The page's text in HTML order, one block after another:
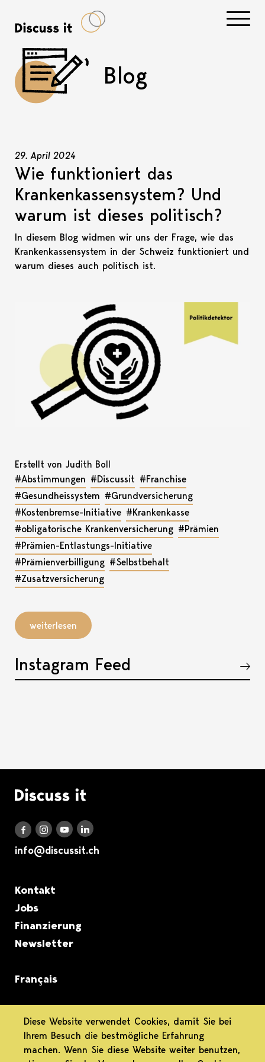
Blog
29. April 2024
Wie funktioniert das
Krankenkassensystem? Und
warum ist dieses politisch?
In diesem Blog widmen wir uns der Frage, wie das
Krankenkassensystem in der Schweiz funktioniert und
warum dieses auch politisch ist.
Erstellt von Judith Boll
#Abstimmungen #Discussit #Franchise
#Gesundheissystem #Grundversicherung
#Kostenbremse-Initiative #Krankenkasse
#obligatorische Krankenversicherung #Prämien
#Prämien-Entlastungs-Initiative
#Prämienverbilligung #Selbstbehalt
#Zusatzversicherung
weiterlesen
Instagram Feed
Akkordeon öffnen, bzw. schliessen
Logo Discuss it
Discuss it auf Facebook
Discuss it auf Instagram
Discuss it auf Youtube
Discuss it auf LinkedIn
info@discussit.ch
Metanavigation
Kontakt
Jobs
Finanzierung
Newsletter
Français
informiert.
differenziert.
Diese Website verwendet Cookies, damit Sie bei
Ihrem Besuch die bestmögliche Erfahrung
machen. Wenn Sie diese Website weiter benutzen,